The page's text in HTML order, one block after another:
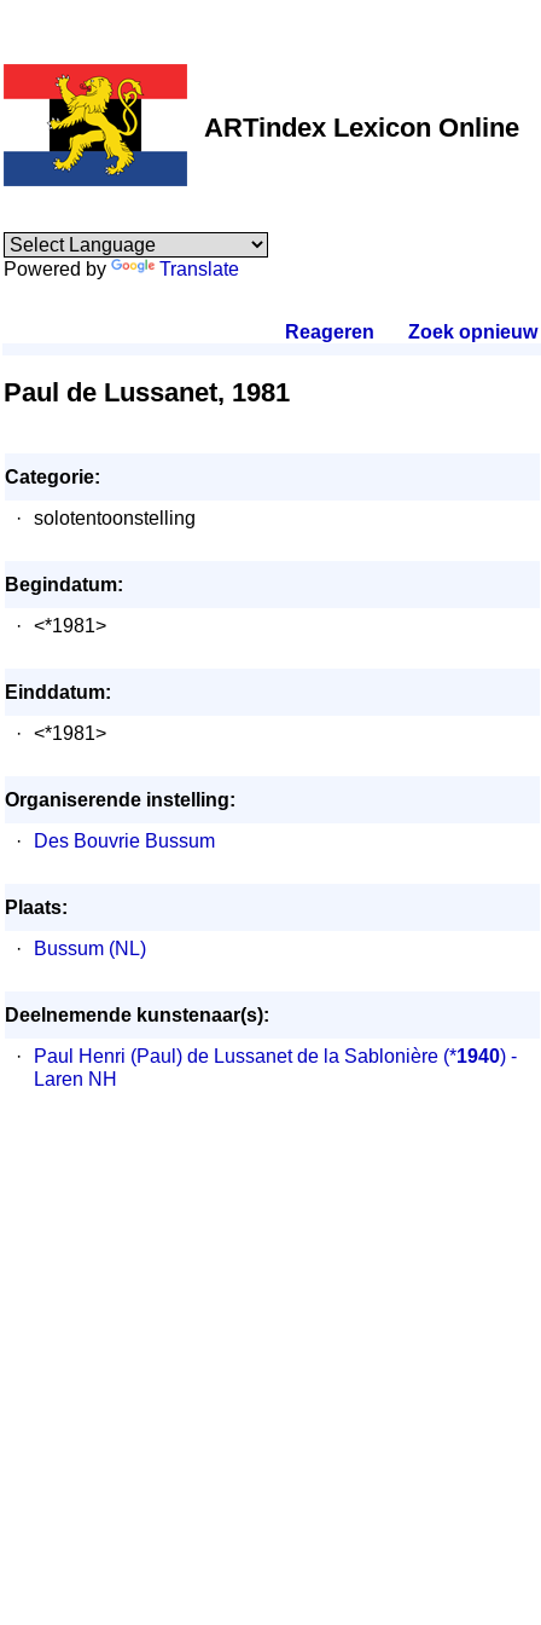
ARTindex Lexicon Online
Powered by Translate
Reageren Zoek opnieuw.
Paul de Lussanet, 1981
Categorie:
·
solotentoonstelling
Begindatum:
·
<*1981>
Einddatum:
·
<*1981>
Organiserende instelling:
·
Des Bouvrie Bussum
Plaats:
·
Bussum (NL)
Deelnemende kunstenaar(s):
·
Paul Henri (Paul) de Lussanet de la Sablonière (*1940) -
Laren NH